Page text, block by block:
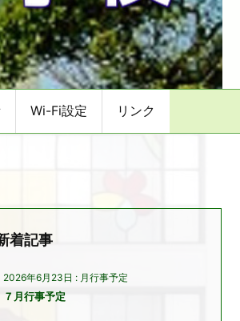
Wi-Fi設定 リンク
着記事
2026年6月23日 : 月行事予定
７月行事予定